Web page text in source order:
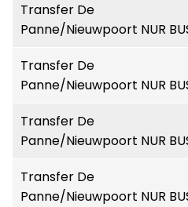
Transfer De
Panne/Nieuwpoort NUR
Transfer De
Panne/Nieuwpoort NUR
Transfer De
Panne/Nieuwpoort NUR
Transfer De
Panne/Nieuwpoort NUR